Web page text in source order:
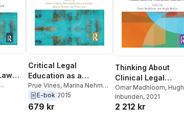
Critical Legal
Education as a
Subversive Activity
Prue Vines, Marina Nehme ,
Lucas Lixinski,
Helen Gibbon
E-bok 2015
679 kr
Thinking About
Clinical Legal
Education
Omar Madhloom, Hugh
McFaul
Inbunden, 2021
2 212 kr